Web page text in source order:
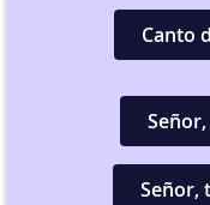
Canto
Señor,